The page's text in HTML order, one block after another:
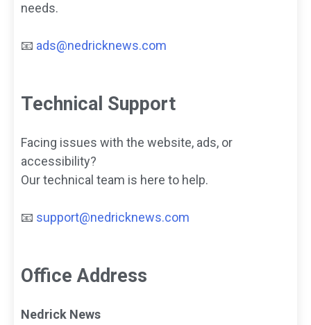
needs.
📧 ads@nedricknews.com
Technical Support
Facing issues with the website, ads, or
accessibility?
Our technical team is here to help.
📧 support@nedricknews.com
Office Address
Nedrick News